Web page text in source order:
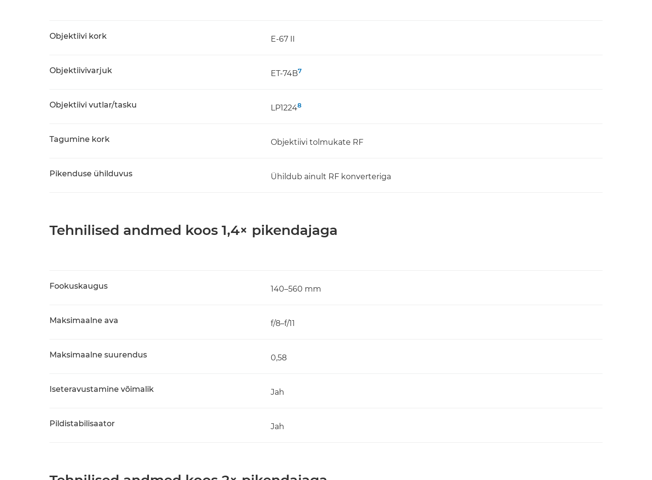
Objektiivi kork E-67 II
Objektiivivarjuk ET-74B7
Objektiivi vutlar/tasku LP12248
Tagumine kork Objektiivi tolmukate RF
Pikenduse ühilduvus Ühildub ainult RF konverteriga
Tehnilised andmed koos 1,4× pikendajaga
Fookuskaugus 140–560 mm
Maksimaalne ava f/8–f/11
Maksimaalne suurendus 0,58
Iseteravustamine võimalik Jah
Pildistabilisaator Jah